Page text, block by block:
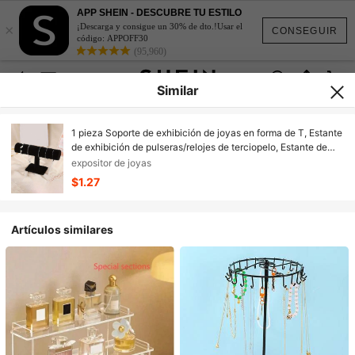
CONSEGUIR
×
APP SHEIN - DESCUBRE TU ESTILO
¡Descarga y consigue un 30% de dto.!Usar el
código: APPOFF30
(95,960)
Similar
1 pieza Soporte de exhibición de joyas en forma de T, Estante
de exhibición de pulseras/relojes de terciopelo, Estante de
almacenamiento de joyas, Estante de almacenamiento de
collares, pulseras y colgantes, Estante de almacenamiento de
escritorio, Para decoración del hogar, Regalo de vuelta a la
expositor de joyas
$1.27
Artículos similares